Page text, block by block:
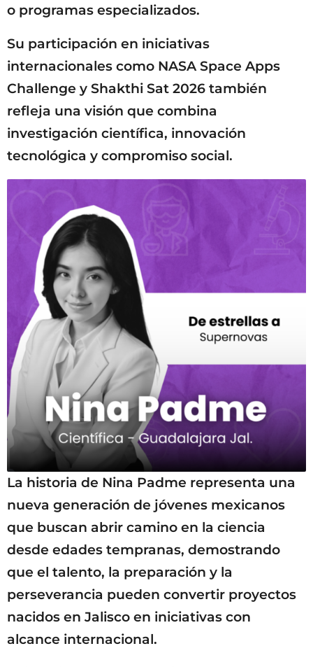
o programas especializados.
Su participación en iniciativas
internacionales como NASA Space Apps
Challenge y Shakthi Sat 2026 también
refleja una visión que combina
investigación científica, innovación
tecnológica y compromiso social.
La historia de Nina Padme representa una
nueva generación de jóvenes mexicanos
que buscan abrir camino en la ciencia
desde edades tempranas, demostrando
que el talento, la preparación y la
perseverancia pueden convertir proyectos
nacidos en Jalisco en iniciativas con
alcance internacional.